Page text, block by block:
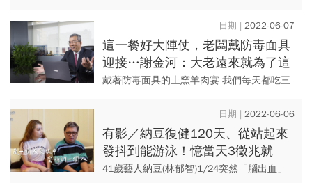
「外送」訂單增收平台費，北北基為5元，桃
園、新竹縣市...
2022-06-07
這一餐好大陣仗，老闆戴防毒面具
迎接…謝金河：大老遠來就為了這
鍋「燜燒72小時」土窯羊肉宴
戴著防毒面具的土窯羊肉宴 我們每天都吃三
這次來到嘉義民雄參觀要捐出學校給中正大
學的恊志工商，我心...
2022-06-06
有影／納豆復健120天、從站起來
發抖到能游泳！憶當天3徵兆就
「腦中風」，還好做這步降低後遺
41歲藝人納豆(林郁智)1/24突然「腦出血」